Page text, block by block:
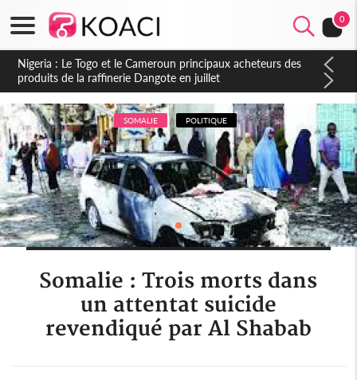
0
Côte d'Ivoire : Seconde période légale des ventes soldes du
10 au 31 août 2026
SOMALIE POLITIQUE
Somalie : Trois morts dans
un attentat suicide
revendiqué par Al Shabab